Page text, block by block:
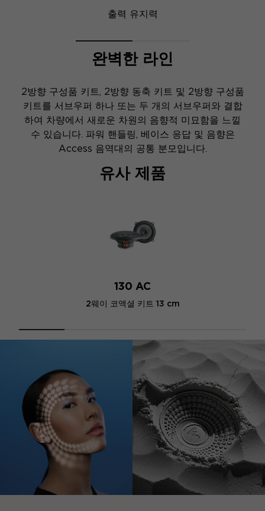
출력 유지력
완벽한 라인
2방향 구성품 키트, 2방향 동축 키트 및 2방향 구성품
키트를 서브우퍼 하나 또는 두 개의 서브우퍼와 결합
하여 차량에서 새로운 차원의 음향적 미묘함을 느낄
수 있습니다. 파워 핸들링, 베이스 응답 및 음향은
Access 음역대의 공통 분모입니다.
유사 제품
130 AC
2웨이 코액셜 키트 13 cm